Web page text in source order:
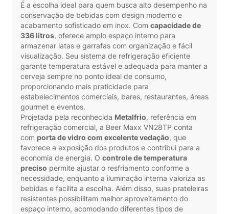
É a escolha ideal para quem busca alto desempenho na
conservação de bebidas com design moderno e
acabamento sofisticado em inox. Com capacidade de
336 litros, oferece amplo espaço interno para
armazenar latas e garrafas com organização e fácil
visualização. Seu sistema de refrigeração eficiente
garante temperatura estável e adequada para manter a
cerveja sempre no ponto ideal de consumo,
proporcionando mais praticidade para
estabelecimentos comerciais, bares, restaurantes, áreas
gourmet e eventos.
Projetada pela reconhecida Metalfrio, referência em
refrigeração comercial, a Beer Maxx VN28TP conta
com porta de vidro com excelente vedação, que
favorece a exposição dos produtos e contribui para a
economia de energia. O controle de temperatura
preciso permite ajustar o resfriamento conforme a
necessidade, enquanto a iluminação interna valoriza as
bebidas e facilita a escolha. Além disso, suas prateleiras
resistentes possibilitam melhor aproveitamento do
espaço interno, acomodando diferentes tipos de